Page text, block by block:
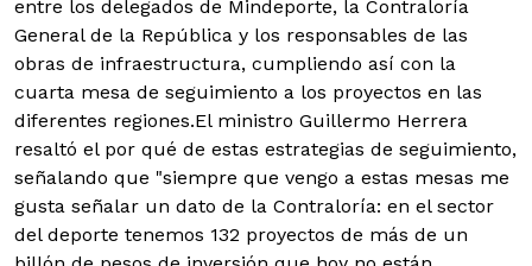
entre los delegados de Mindeporte, la Contraloría
General de la República y los responsables de las
obras de infraestructura, cumpliendo así con la
cuarta mesa de seguimiento a los proyectos en las
diferentes regiones.El ministro Guillermo Herrera
resaltó el por qué de estas estrategias de seguimiento,
señalando que "siempre que vengo a estas mesas me
gusta señalar un dato de la Contraloría: en el sector
del deporte tenemos 132 proyectos de más de un